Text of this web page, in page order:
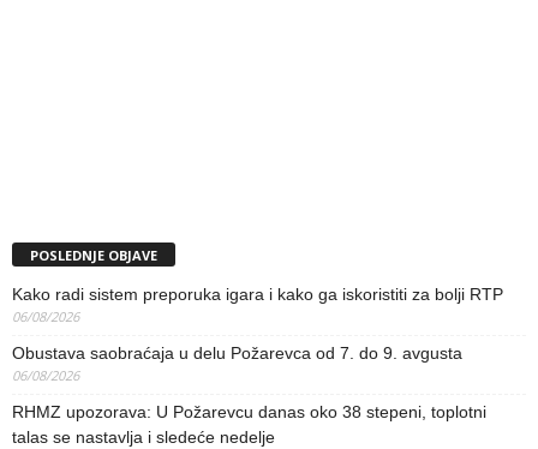
POSLEDNJE OBJAVE
Kako radi sistem preporuka igara i kako ga iskoristiti za bolji RTP
06/08/2026
Obustava saobraćaja u delu Požarevca od 7. do 9. avgusta
06/08/2026
RHMZ upozorava: U Požarevcu danas oko 38 stepeni, toplotni
talas se nastavlja i sledeće nedelje